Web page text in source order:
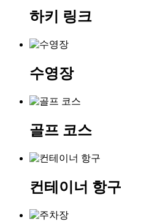
하키 링크
수영장
골프 코스
컨테이너 항구